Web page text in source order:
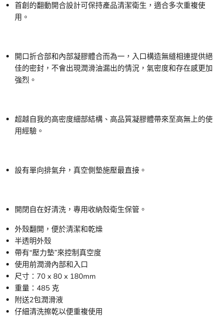
首創的翻動開合設計可保持產品清潔衛生，適合多次重複使
用。
開口折合部和內部凝膠體合而為一，入口構造無縫相連提供絕
佳的密封，不會出現潤滑油漏出的情況，氣密度和存在感更加
強烈。
超越自我的高密度細部結構、高品質凝膠體帶來至高無上的使
用經驗。
設有單向排氣弁，真空側墊施壓最直接。
開閉自在好清洗，專用收納殼衛生保管。
外殼翻開，便於清潔和乾燥
半透明外殼
帶有“壓力墊”來控制真空度
使用前潤滑內部和入口
尺寸：70 x 80 x 180mm
重量：485 克
附送2包潤滑液
仔細清洗擦乾以便重複使用